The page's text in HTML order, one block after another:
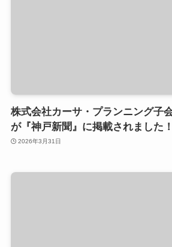
株式会社カーサ・プランニング子
が『神戸新聞』に掲載されました！
2026年3月31日